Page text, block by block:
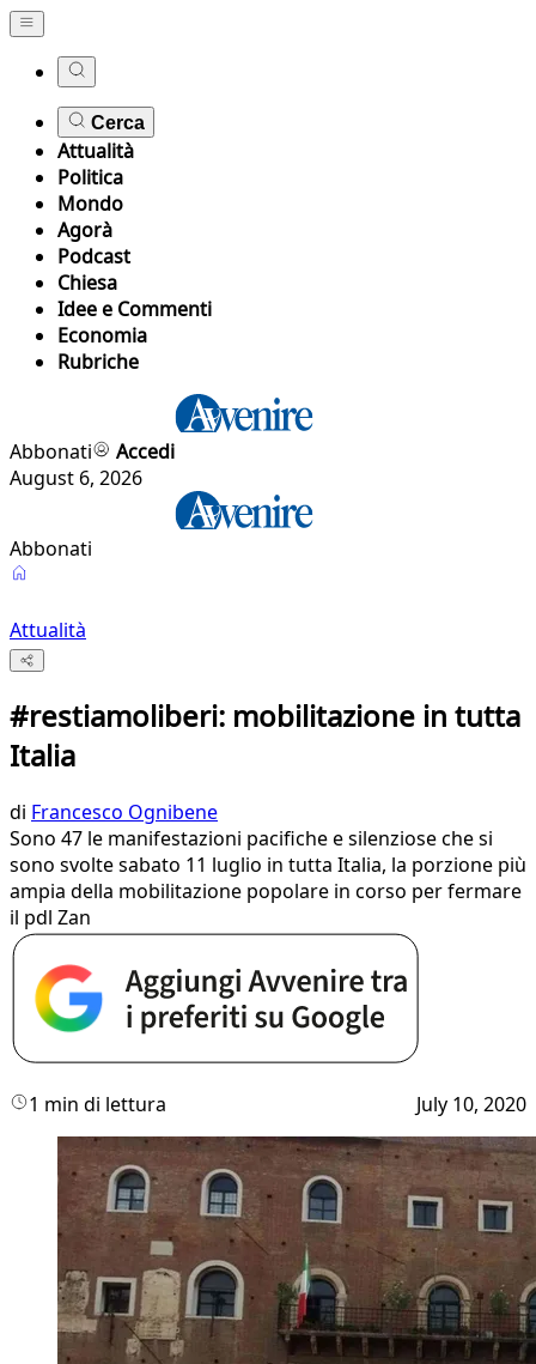
Cerca
Attualità
Politica
Mondo
Agorà
Podcast
Chiesa
Idee e Commenti
Economia
Rubriche
Abbonati
Accedi
August 6, 2026
Abbonati
Attualità
#restiamoliberi: mobilitazione in tutta
Italia
di Francesco Ognibene
Sono 47 le manifestazioni pacifiche e silenziose che si
sono svolte sabato 11 luglio in tutta Italia, la porzione più
ampia della mobilitazione popolare in corso per fermare
il pdl Zan
1 min di lettura July 10, 2020